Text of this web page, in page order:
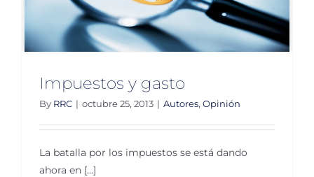
Impuestos y gasto
By RRC | octubre 25, 2013 | Autores, Opinión
La batalla por los impuestos se está dando
ahora en [...]